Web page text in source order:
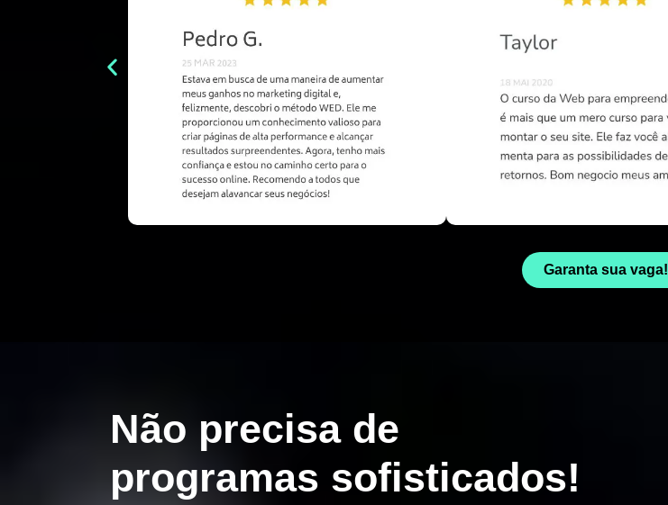
Garanta sua vaga!
Não precisa de
programas sofisticados!